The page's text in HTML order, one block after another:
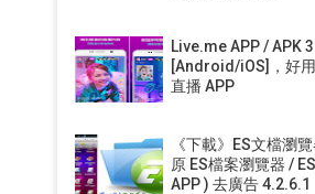
Live.me APP / APK
[Android/iOS]，好
直播 APP
《下載》ES文檔瀏
原 ES檔案瀏覽器 /
APP ) 去廣告 4.2.6.1